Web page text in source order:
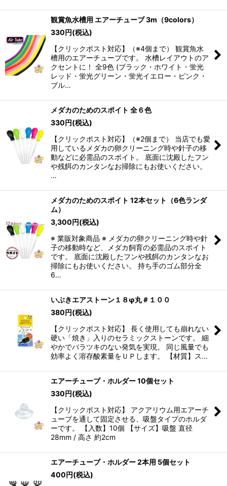
観賞魚水槽用 エアーチューブ 3m（9colors）
330円(税込)
【クリックポスト対応】（※4個まで） 観賞魚水
槽用のエアーチューブです。 水槽レイアウトのア
クセントに！ 全9色 (ブラック・ホワイト・蛍光
レッド・蛍光グリーン・蛍光イエロー・ピンク・
ブル…
メダカのためのスポイト 全６色
330円(税込)
【クリックポスト対応】（※2個まで） 当店でも愛
用しているメダカの卵クリーニング時や針子の移
動などに必需品のスポイト。 底面に沈殿したフン
や残餌のカンタンなお掃除にもお使いください。
…
メダカのためのスポイト 12本セット（6色ランダ
ム）
3,300円(税込)
※ 業販対象商品 ※ メダカの卵クリーニング時や針
子の移動時など、メダカ飼育の必需品のスポイト
です。 底面に沈殿したフンや残餌のカンタンなお
掃除にもお使いください。 持ち手のゴム部分全
6…
いぶきエアストーン１８φ丸＃１００
380円(税込)
【クリックポスト対応】 長く使用しても崩れない
硬い「焼き」入りのセラミックストーンです。 細
やかでバラツキのない発気を実現。 同じ風量でも
効率よく溶存酸素量をＵＰします。 【材質】ス…
エアーチューブ・ホルダー 10個セット
330円(税込)
【クリックポスト対応】 アクアリウム用エアーチ
ューブを通して固定させる、吸盤タイプのホルダ
ーです。 【入数】10個 【サイズ】吸盤 直径
28mm / 高さ 約2cm
エアーチューブ・ホルダー 2本用 5個セット
400円(税込)